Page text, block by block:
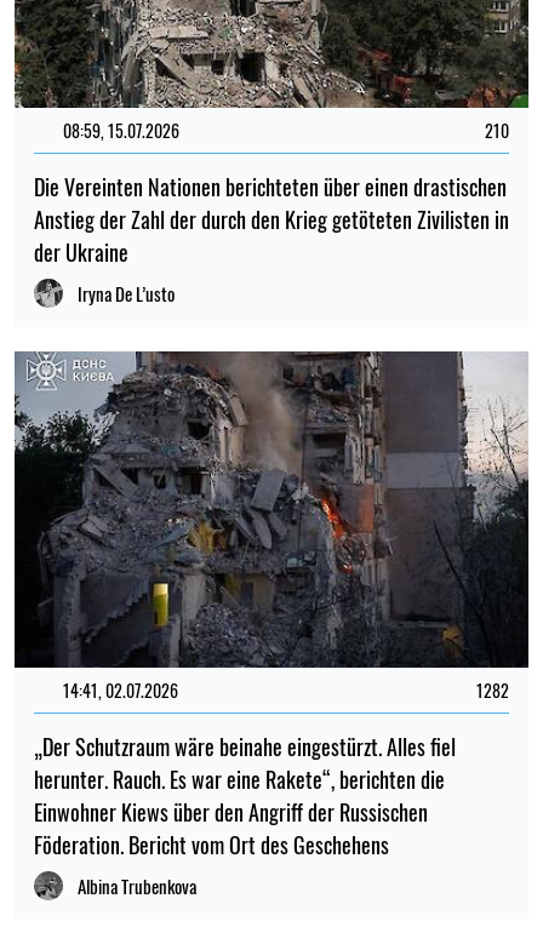
08:59, 15.07.2026 210
Die Vereinten Nationen berichteten über einen drastischen
Anstieg der Zahl der durch den Krieg getöteten Zivilisten in
der Ukraine
Iryna De L’usto
14:41, 02.07.2026 1282
„Der Schutzraum wäre beinahe eingestürzt. Alles fiel
herunter. Rauch. Es war eine Rakete“, berichten die
Einwohner Kiews über den Angriff der Russischen
Föderation. Bericht vom Ort des Geschehens
Albina Trubenkova